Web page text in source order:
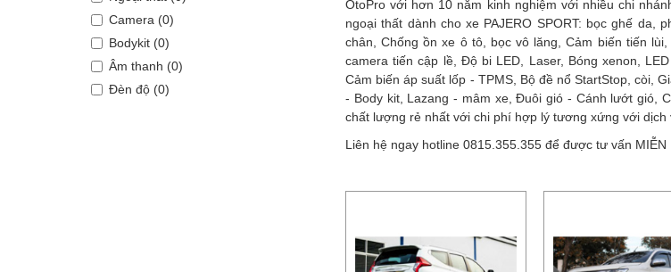
Camera (0)
Bodykit (0)
Âm thanh (0)
Đèn độ (0)
OtoPro với hơn 10 năm kinh nghiệm với nhiều chi
ngoại thất dành cho xe PAJERO SPORT: bọc ghế
chân, Chống ồn xe ô tô, bọc vô lăng, Cảm biến tiến
camera tiến cập lề, Độ bi LED, Laser, Bóng xenon,
Cảm biến áp suất lốp - TPMS, Bộ đề nổ StartStop, còi,
- Body kit, Lazang - mâm xe, Đuôi gió - Cánh lướt gió,
chất lượng rẻ nhất với chi phí hợp lý tương xứng với dịch
Liên hệ ngay hotline 0815.355.355 để được tư vấn MIỄN